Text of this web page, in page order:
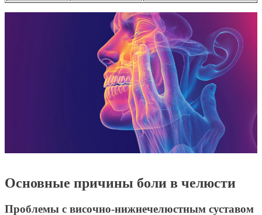
Основные причины боли в челюсти
Проблемы с височно-нижнечелюстным суставом